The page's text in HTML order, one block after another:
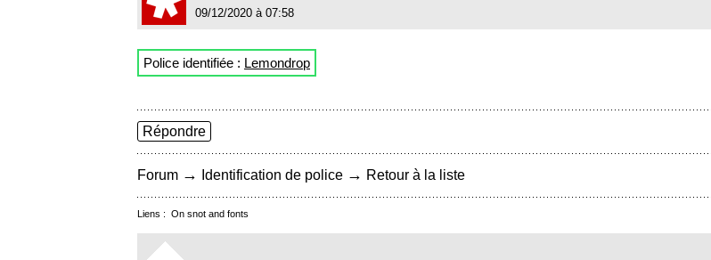
09/12/2020 à 07:58
Police identifiée : Lemondrop
Répondre
Forum → Identification de police → Retour à la liste
Liens : On snot and fonts